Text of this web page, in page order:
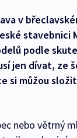
v
stavebnici
podle
jen dívat, ze
si můžou
nebo větrný